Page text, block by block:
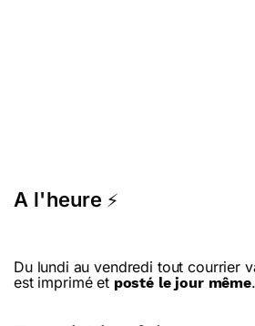
A l'heure ⚡
Du lundi au vendredi tout courrier
est imprimé et posté le jour même.